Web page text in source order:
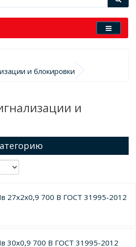
и блокировки
и
27х2х0,9 700 В ГОСТ 31995-2012
30х0,9 700 В ГОСТ 31995-2012